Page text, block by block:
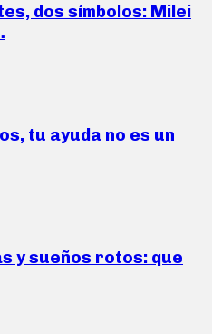
dos símbolos: Milei
tu ayuda no es un
y sueños rotos: que